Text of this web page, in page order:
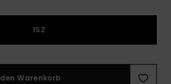
1SZ
Warenkorb